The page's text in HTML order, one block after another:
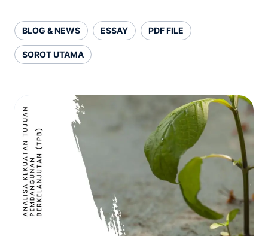
BLOG & NEWS ESSAY PDF FILE
SOROT UTAMA